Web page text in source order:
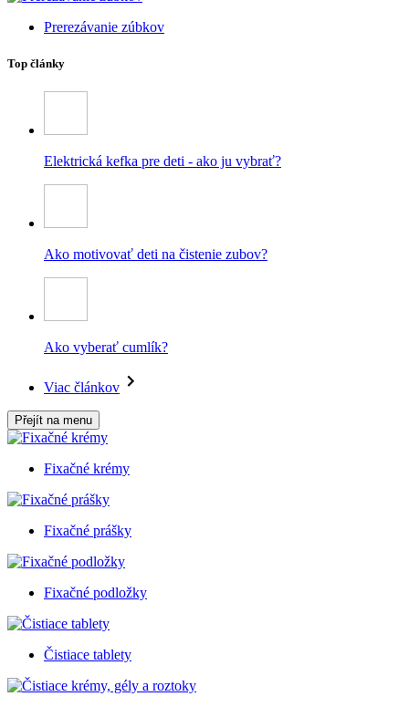
Prerezávanie zúbkov
Top články
Elektrická kefka pre deti - ako ju vybrať?
Ako motivovať deti na čistenie zubov?
Ako vyberať cumlík?
Viac článkov
Přejít na menu
Fixačné krémy
Fixačné prášky
Fixačné podložky
Čistiace tablety